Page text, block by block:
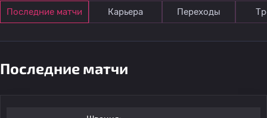
Последние матчи Карьера Переходы
Последние матчи